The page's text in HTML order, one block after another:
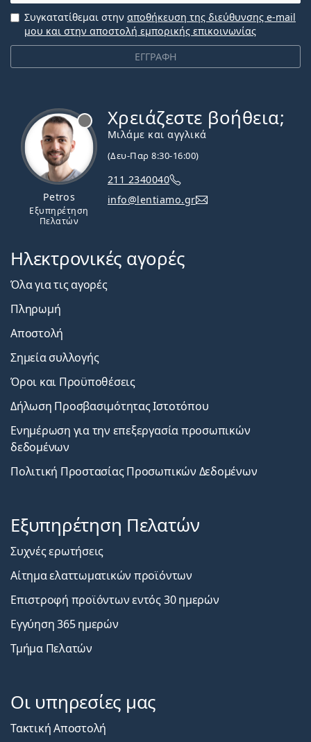
ΕΓΓΡΑΦΗ
Συγκατατίθεμαι στην αποθήκευση της διεύθυνσης e-mail
μου και στην αποστολή εμπορικής επικοινωνίας
Petros
Εξυπηρέτηση
Πελατών
Χρειάζεστε βοήθεια;
Μιλάμε και αγγλικά
(Δευ-Παρ 8:30-16:00)
211 2340040
info@lentiamo.gr
Ηλεκτρονικές αγορές
Όλα για τις αγορές
Πληρωμή
Αποστολή
Σημεία συλλογής
Όροι και Προϋποθέσεις
Δήλωση Προσβασιμότητας Ιστοτόπου
Ενημέρωση για την επεξεργασία προσωπικών
δεδομένων
Πολιτική Προστασίας Προσωπικών Δεδομένων
Εξυπηρέτηση Πελατών
Συχνές ερωτήσεις
Αίτημα ελαττωματικών προϊόντων
Επιστροφή προϊόντων εντός 30 ημερών
Εγγύηση 365 ημερών
Τμήμα Πελατών
Οι υπηρεσίες μας
Τακτική Αποστολή